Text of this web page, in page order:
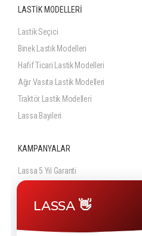
LASTİK MODELLERİ
Lastik Seçici
Binek Lastik Modelleri
Hafif Ticari Lastik Modelleri
Ağır Vasıta Lastik Modelleri
Traktör Lastik Modelleri
Lassa Bayileri
KAMPANYALAR
Lassa 5 Yıl Garanti
Lassa Lastik Güvencesi
Güncel Lastik Kampanyaları